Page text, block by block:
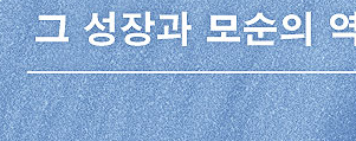
트 어프: 카우보이의 현실과 신화
의 결투〉와 〈클레멘타인〉
추억 사이: 포티나이너스의 노래
시의 웃음과 눈물